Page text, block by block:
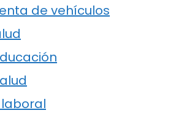
de vehículos